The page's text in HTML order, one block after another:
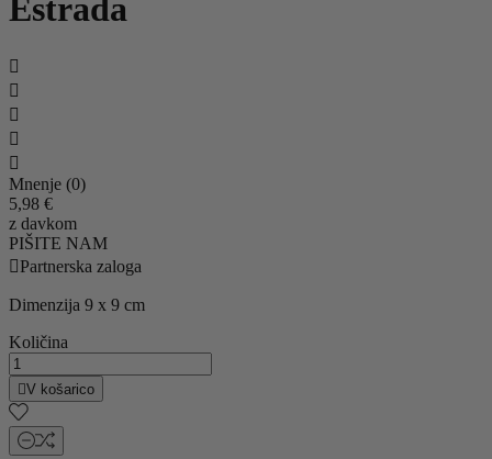
Estrada





Mnenje (0)
5,98 €
z davkom
PIŠITE NAM
Partnerska zaloga
Dimenzija 9 x 9 cm
Količina
V košarico